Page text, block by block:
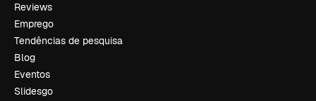
Reviews
Emprego
Tendências de pesquisa
Blog
Eventos
Slidesgo